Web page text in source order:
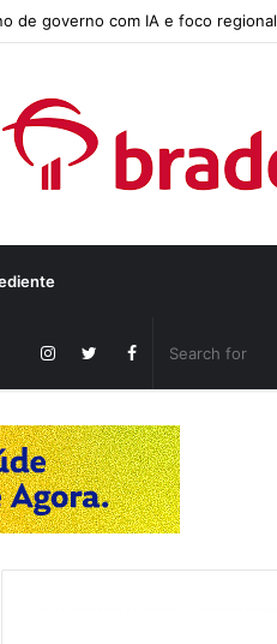
de governo com IA e foco regional